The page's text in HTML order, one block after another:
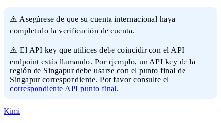
⚠️ Asegúrese de que su cuenta internacional haya
completado la verificación de cuenta.
⚠️ El API key que utilices debe coincidir con el API
endpoint estás llamando. Por ejemplo, un API key de la
región de Singapur debe usarse con el punto final de
Singapur correspondiente. Por favor consulte el
correspondiente API punto final.
Kimi